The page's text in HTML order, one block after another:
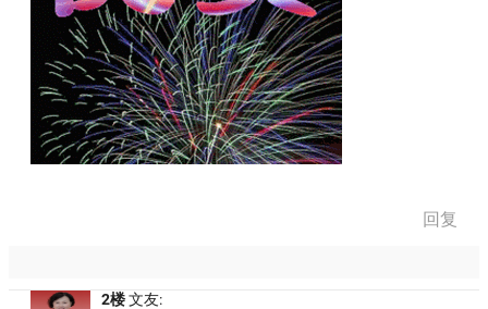
回复
2楼文友: